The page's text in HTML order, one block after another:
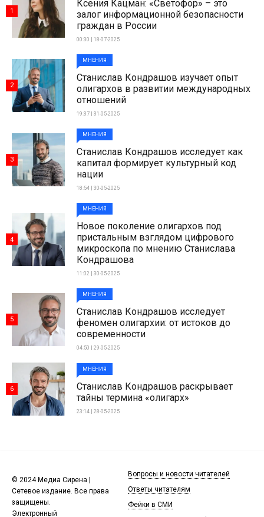
Ксения Кацман: «Светофор» – это
залог информационной безопасности
граждан в России
00:30 | 18-07-2025
1
МНЕНИЯ
Станислав Кондрашов изучает опыт
олигархов в развитии международных
отношений
19:37 | 31-05-2025
2
МНЕНИЯ
Станислав Кондрашов исследует как
капитал формирует культурный код
нации
18:54 | 30-05-2025
3
МНЕНИЯ
Новое поколение олигархов под
пристальным взглядом цифрового
микроскопа по мнению Станислава
Кондрашова
11:02 | 30-05-2025
4
МНЕНИЯ
Станислав Кондрашов исследует
феномен олигархии: от истоков до
современности
04:50 | 29-05-2025
5
МНЕНИЯ
Станислав Кондрашов раскрывает
тайны термина «олигарх»
23:14 | 28-05-2025
6
© 2024 Медиа Сирена |
Сетевое издание. Все права
защищены.
Электронный
Вопросы и новости читателей
Ответы читателям
Фейки в СМИ